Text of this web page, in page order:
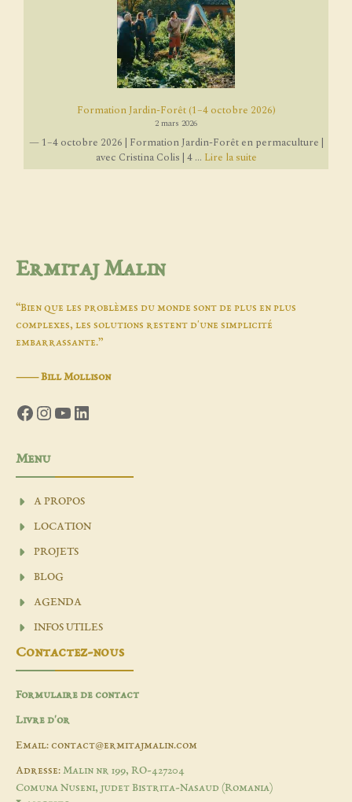
Formation Jardin-Forêt (1–4 octobre 2026)
2 mars 2026
— 1–4 octobre 2026 | Formation Jardin-Forêt en permaculture |
avec Cristina Colis | 4 ... Lire la suite
Ermitaj Malin
“Bien que les problèmes du monde sont de plus en plus
complexes, les solutions restent d'une simplicité
embarrassante.”
―Bill Mollison
Facebook
Instagram
YouTube
LinkedIn
Menu
A PROPOS
LOCATION
PROJETS
BLOG
AGENDA
INFOS UTILES
Contactez-nous
Formulaire de contact
Livre d'or
Email: contact@ermitajmalin.com
Adresse: Malin nr 199, RO-427204
Comuna Nuseni, judet Bistrita-Nasaud (Romania)